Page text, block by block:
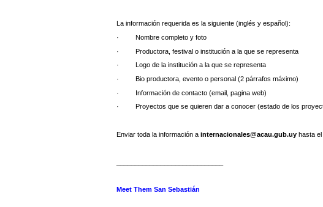
La información requerida es la siguiente (inglés y español):
· Nombre completo y foto
· Productora, festival o institución a la que se representa
· Logo de la institución a la que se representa
· Bio productora, evento o personal (2 párrafos máximo)
· Información de contacto (email, pagina web)
· Proyectos que se quieren dar a conocer (estado de los
Enviar toda la información a internacionales@acau.gub.uyhasta el
Meet Them San Sebastián